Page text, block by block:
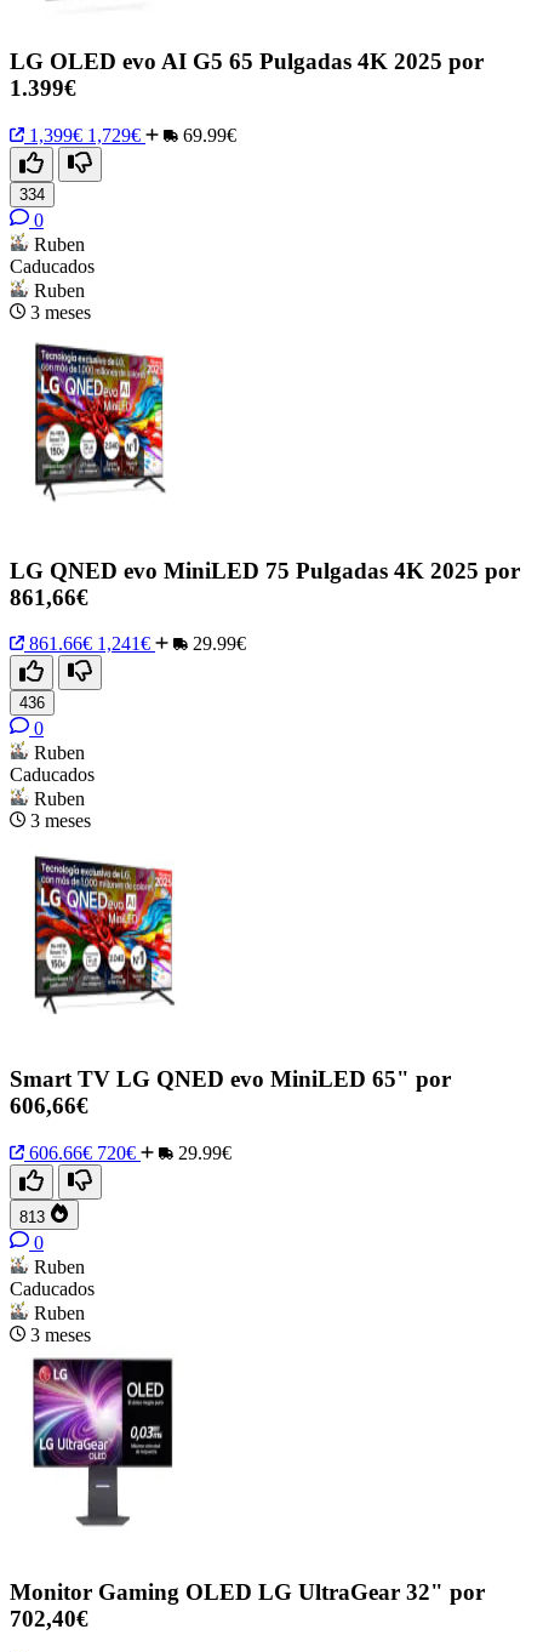
LG OLED evo AI G5 65 Pulgadas 4K 2025 por
1.399€
1,399€ 1,729€ 69.99€
334
0
Ruben
Caducados
Ruben
3 meses
LG QNED evo MiniLED 75 Pulgadas 4K 2025 por
861,66€
861.66€ 1,241€ 29.99€
436
0
Ruben
Caducados
Ruben
3 meses
Smart TV LG QNED evo MiniLED 65" por
606,66€
606.66€ 720€ 29.99€
813
0
Ruben
Caducados
Ruben
3 meses
Monitor Gaming OLED LG UltraGear 32" por
702,40€